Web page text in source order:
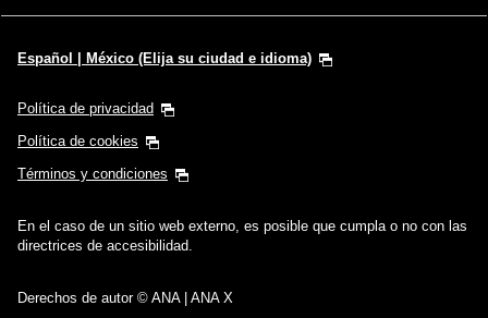
Español | México (Elija su ciudad e idioma)
Política de privacidad
Política de cookies
Términos y condiciones
En el caso de un sitio web externo, es posible que cumpla o no con las
directrices de accesibilidad.
Derechos de autor © ANA | ANA X